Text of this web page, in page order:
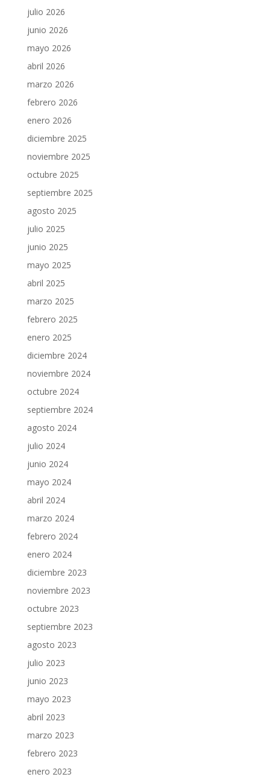
julio 2026
junio 2026
mayo 2026
abril 2026
marzo 2026
febrero 2026
enero 2026
diciembre 2025
noviembre 2025
octubre 2025
septiembre 2025
agosto 2025
julio 2025
junio 2025
mayo 2025
abril 2025
marzo 2025
febrero 2025
enero 2025
diciembre 2024
noviembre 2024
octubre 2024
septiembre 2024
agosto 2024
julio 2024
junio 2024
mayo 2024
abril 2024
marzo 2024
febrero 2024
enero 2024
diciembre 2023
noviembre 2023
octubre 2023
septiembre 2023
agosto 2023
julio 2023
junio 2023
mayo 2023
abril 2023
marzo 2023
febrero 2023
enero 2023